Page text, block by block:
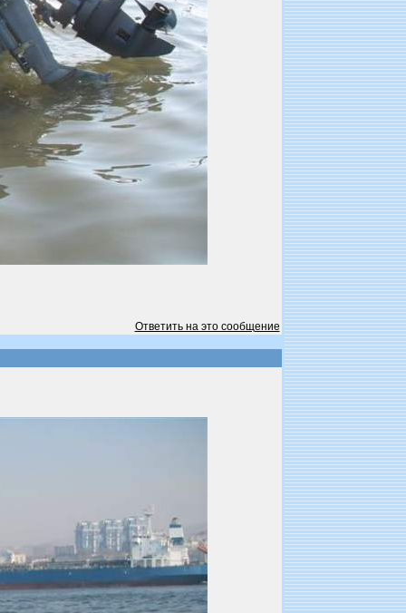
Ответить на это сообщение